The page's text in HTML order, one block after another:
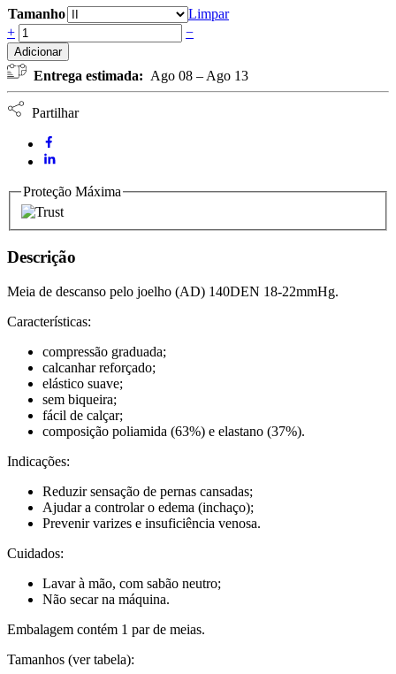
Tamanho
Limpar
Meia
descanso
joelho
(AD)
biqueira
aberta
nude
ORTHIA
quantidade
+ −
Adicionar
Entrega estimada: Ago 08 – Ago 13
Partilhar
Proteção Máxima
Descrição
Meia de descanso pelo joelho (AD) 140DEN 18-22mmHg.
Características:
compressão graduada;
calcanhar reforçado;
elástico suave;
sem biqueira;
fácil de calçar;
composição poliamida (63%) e elastano (37%).
Indicações:
Reduzir sensação de pernas cansadas;
Ajudar a controlar o edema (inchaço);
Prevenir varizes e insuficiência venosa.
Cuidados:
Lavar à mão, com sabão neutro;
Não secar na máquina.
Embalagem contém 1 par de meias.
Tamanhos (ver tabela):